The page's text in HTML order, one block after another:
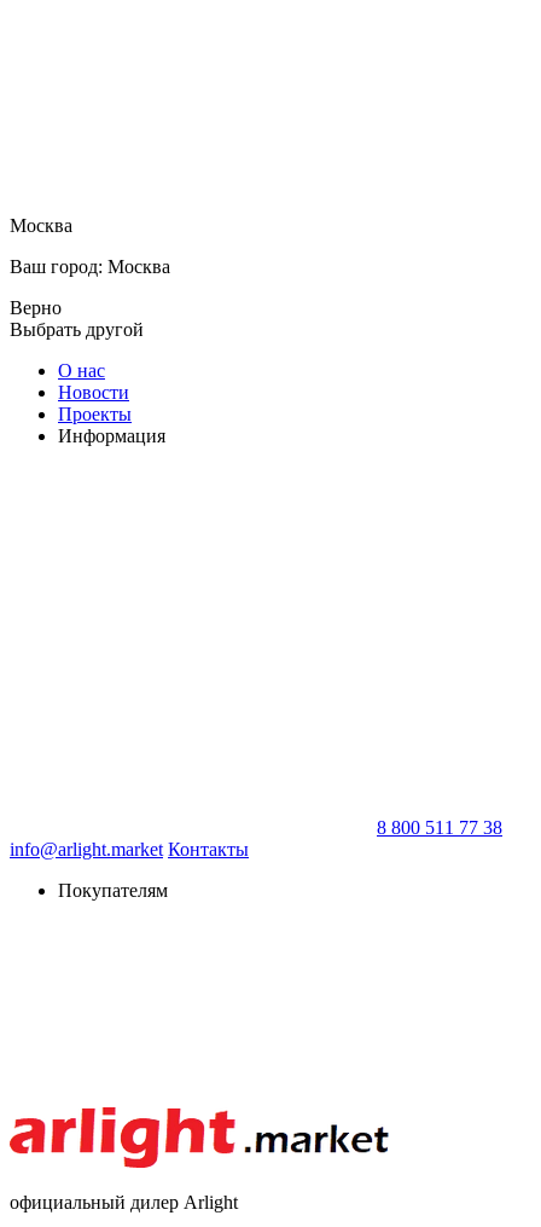
Москва
Ваш город: Москва
Верно
Выбрать другой
О нас
Новости
Проекты
Информация
8 800 511 77 38
info@arlight.market Контакты
Покупателям
официальный дилер Arlight